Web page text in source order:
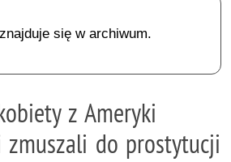
się w archiwum.
z Ameryki
zmuszali do prostytucji